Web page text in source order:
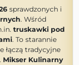
sprawdzonych i
. Wśród
truskawki pod
. To starannie
łączą tradycyjne
Mikser Kulinarny